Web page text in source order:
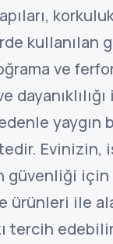
kullanılan
ve
yaygın
Evinizin,
güvenliği için
ürünleri ile
tercih